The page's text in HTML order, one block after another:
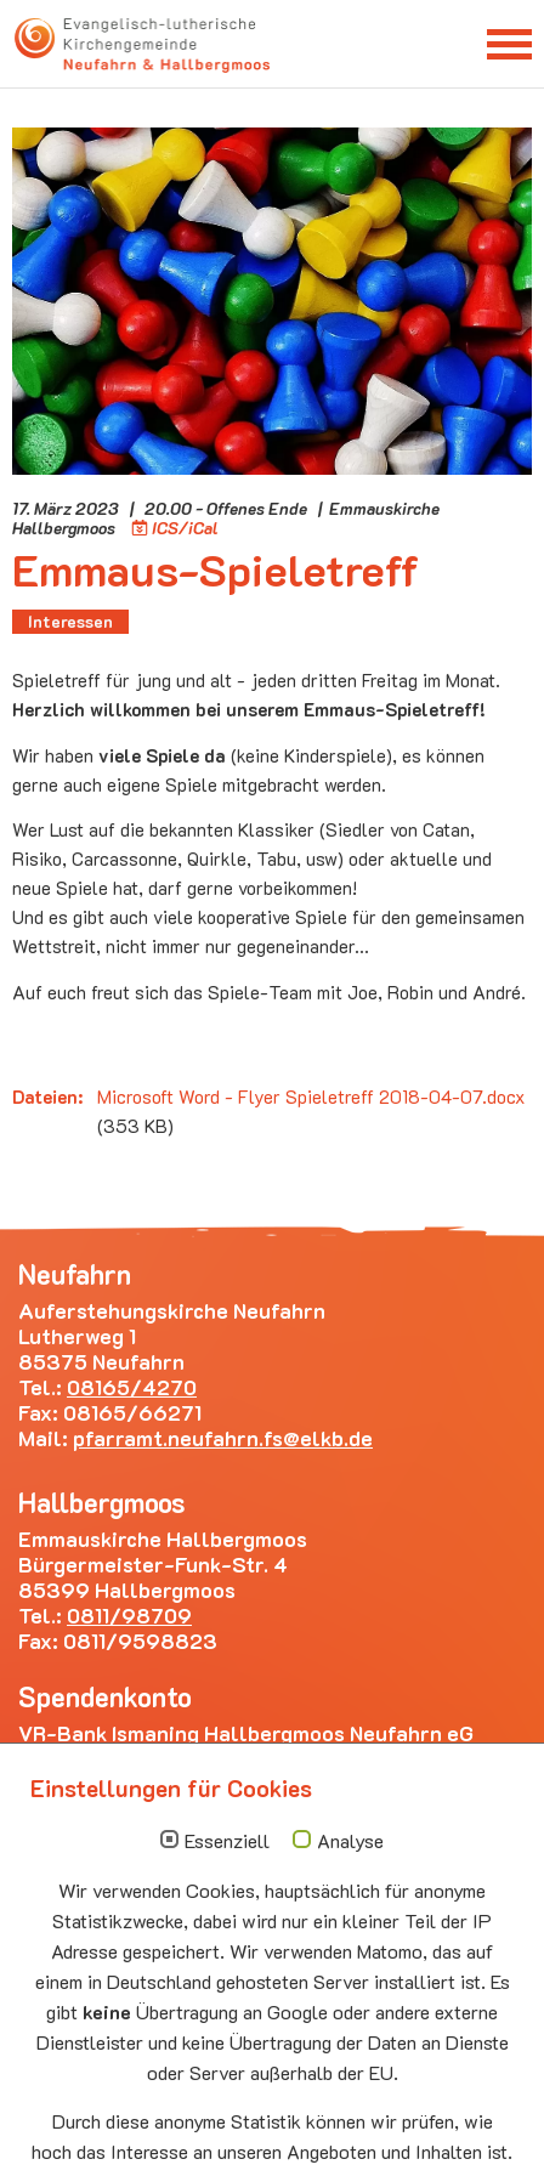
NEWSLETTER
17. März 2023 | 20.00 - Offenes Ende | Emmauskirche
Hallbergmoos
ICS/iCal
Emmaus-Spieletreff
Interessen
Spieletreff für jung und alt - jeden dritten Freitag im Monat.
Herzlich willkommen bei unserem Emmaus-Spieletreff!
Wir haben viele Spiele da (keine Kinderspiele), es können
gerne auch eigene Spiele mitgebracht werden.
Wer Lust auf die bekannten Klassiker (Siedler von Catan,
Risiko, Carcassonne, Quirkle, Tabu, usw) oder aktuelle und
neue Spiele hat, darf gerne vorbeikommen!
Und es gibt auch viele kooperative Spiele für den gemeinsamen
Wettstreit, nicht immer nur gegeneinander...
Auf euch freut sich das Spiele-Team mit Joe, Robin und André.
Dateien: Microsoft Word - Flyer Spieletreff 2018-04-07.docx
(353 KB)
Neufahrn
Auferstehungskirche Neufahrn
Lutherweg 1
85375 Neufahrn
Tel.: 08165/4270
Fax: 08165/66271
Mail: pfarramt.neufahrn.fs elkb.de
Hallbergmoos
Emmauskirche Hallbergmoos
Bürgermeister-Funk-Str. 4
85399 Hallbergmoos
Tel.: 0811/98709
Fax: 0811/9598823
Spendenkonto
VR-Bank Ismaning Hallbergmoos Neufahrn eG
Die nächsten Termine
10.00 - 11.00
Auferstehungskirche Neufahrn
Montag
15.00 - 17.00
10.08
Senioren-Spieletreff Neufahrn
Auferstehungskirche Neufahrn
Mittwoch
20.00 Offenes Ende
Godtimes
Facebook
Einstellungen für Cookies
Essenziell
Analyse
Wir verwenden Cookies, hauptsächlich für anonyme
Statistikzwecke, dabei wird nur ein kleiner Teil der IP
Adresse gespeichert. Wir verwenden Matomo, das auf
einem in Deutschland gehosteten Server installiert ist. Es
gibt keine Übertragung an Google oder andere externe
Dienstleister und keine Übertragung der Daten an Dienste
oder Server außerhalb der EU.
Durch diese anonyme Statistik können wir prüfen, wie
hoch das Interesse an unseren Angeboten und Inhalten ist.